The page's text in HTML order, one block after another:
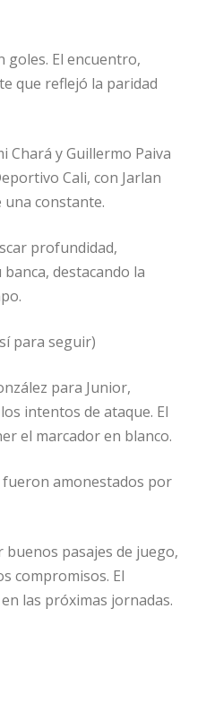
El encuentro,
que reflejó la paridad
Chará y Guillermo Paiva
Cali, con Jarlan
constante.
profundidad,
destacando la
para seguir)
para Junior,
intentos de ataque. El
el marcador en blanco.
fueron amonestados por
buenos pasajes de juego,
compromisos. El
las próximas jornadas.